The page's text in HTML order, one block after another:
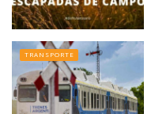
TRANSPORTE